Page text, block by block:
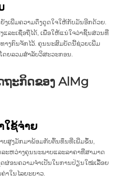
ງເພີ່ມຄວາມດຶງດູດໃຈໃຫ້ກັບມັນອີກດ້ວຍ.
ລະເຊື່ອຖືໄດ້, ເພື່ອໃຫ້ແນ່ໃຈວ່າຊິ້ນສ່ວນທີ່
າງກົນຈັກໄວ້. ຄຸນນະສົມບັດນີ້ຊ່ວຍເພີ່ມ
ຍລວມສຳລັບວິສະວະກອນ.
ະກິດຂອງ AlMg
ໃຊ້ຈ່າຍ
ສູງມັກມາພ້ອມກັບຕົ້ນທຶນທີ່ເພີ່ມຂຶ້ນ,
ະຫວ່າງຄຸນນະພາບແລະລາຄາທີ່ສາມາດ
ຜ່ອນຄວາມຈຳເປັນໃນການປ່ຽນໃໝ່ເລື້ອຍ
າໃນໄລຍະຍາວ.